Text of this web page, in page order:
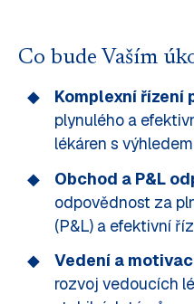
Co bude Vaším
Komplexní řízení
plynulého a
lékáren s
Obchod a P&L
odpovědnost za
(P&L) a efektivní
Vedení a
rozvoj vedoucích